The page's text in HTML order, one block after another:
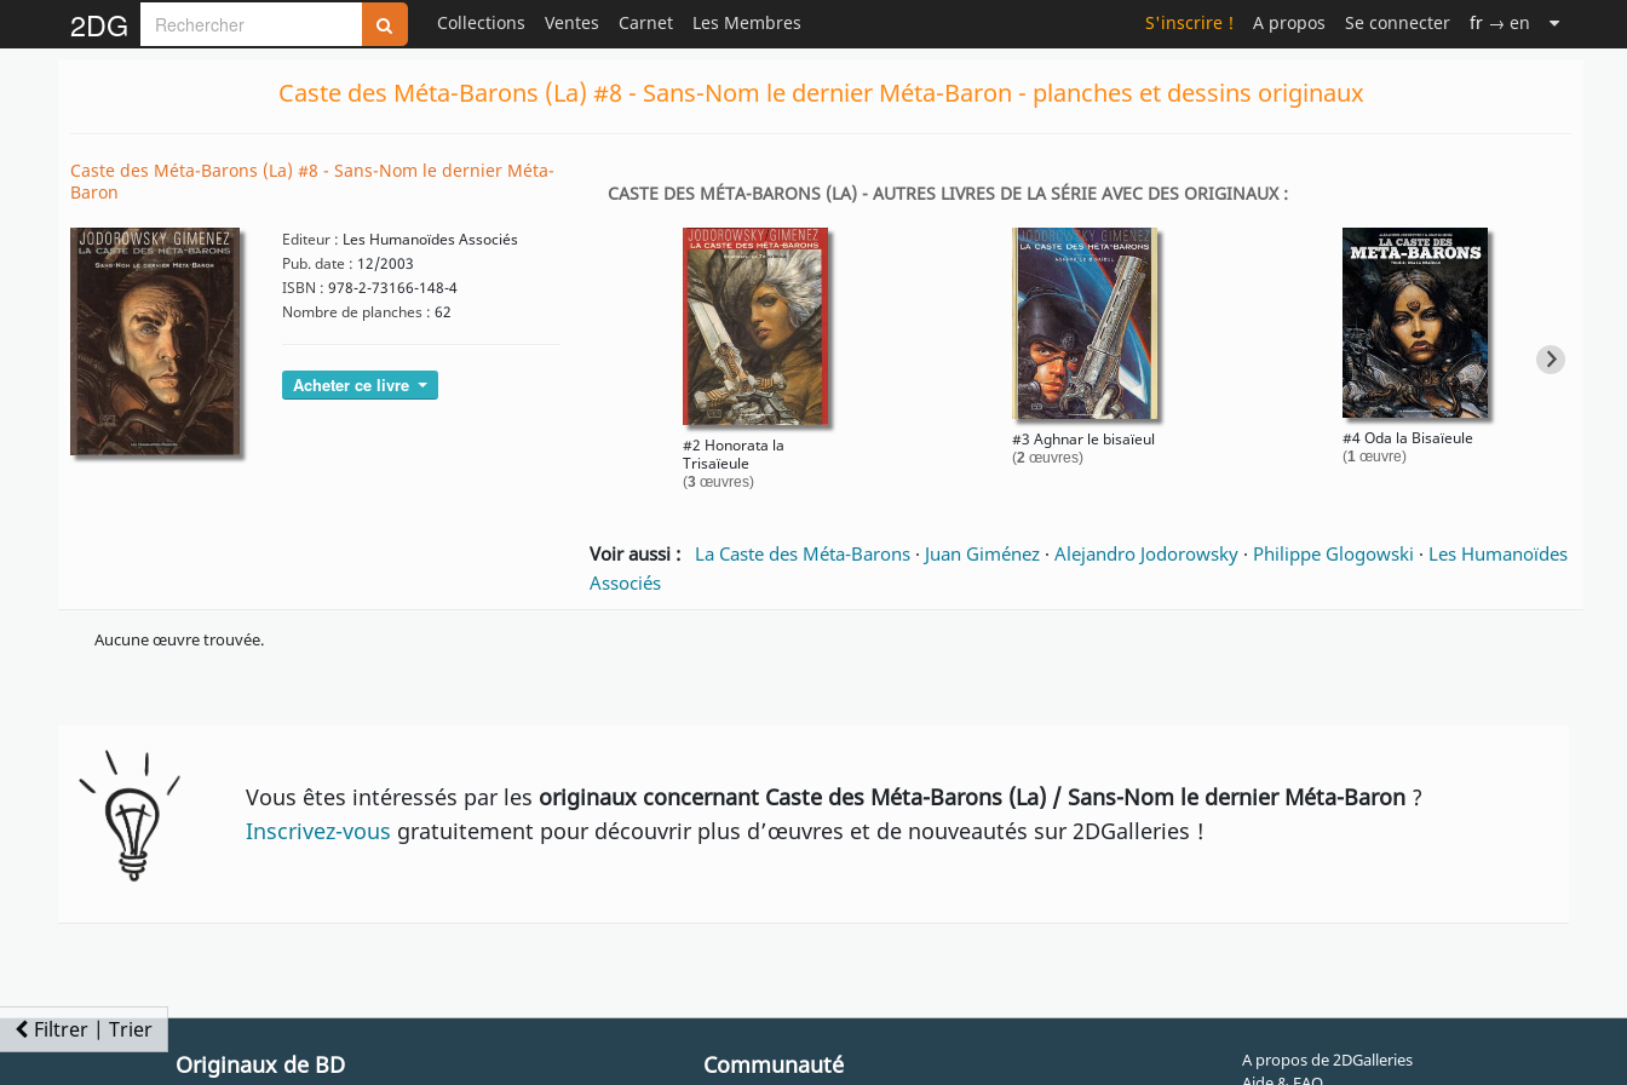
2DG Collections Ventes Carnet Les Membres S'inscrire ! A propos Se connecter fr → en
Caste des Méta-Barons (La) #8 - Sans-Nom le dernier Méta-Baron - planches et dessins originaux
Caste des Méta-Barons (La) #8 - Sans-Nom le dernier Méta-
Baron
Editeur : Les Humanoïdes Associés
Pub. date : 12/2003
ISBN : 978-2-73166-148-4
Nombre de planches : 62
Acheter ce livre
CASTE DES MÉTA-BARONS (LA) - AUTRES LIVRES DE LA SÉRIE AVEC DES ORIGINAUX :
#2 Honorata la
Trisaïeule
(3œuvres)
#3 Aghnar le bisaïeul
(2 œuvres)
#4 Oda la Bisaïeule
(1œuvre)
Voir aussi : La Caste des Méta-Barons · Juan Giménez ·Alejandro Jodorowsky · Philippe Glogowski · Les Humanoïdes
Associés
Filtrer | Trier
Aucune œuvre trouvée.
Vous êtes intéressés par les originaux concernant Caste des Méta-Barons (La) / Sans-Nom le dernier Méta-Baron ?
Inscrivez-vous gratuitement pour découvrir plus d’œuvres et de nouveautés sur 2DGalleries !
Originaux de BD Communauté
A propos de 2DGalleries